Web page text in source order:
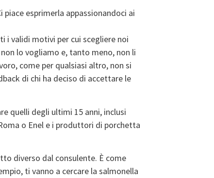
esprimerla appassionandoci ai
i validi motivi per cui scegliere noi
lo vogliamo e, tanto meno, non li
come per qualsiasi altro, non si
di chi ha deciso di accettare le
quelli degli ultimi 15 anni, inclusi
o Enel e i produttori di porchetta
diverso dal consulente. È come
ti vanno a cercare la salmonella